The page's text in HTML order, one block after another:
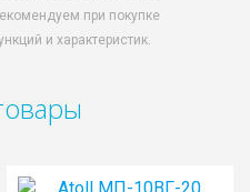
при покупке
и характеристик.